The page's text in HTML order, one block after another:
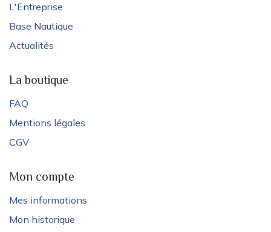
L'Entreprise
Base Nautique
Actualités
La boutique
FAQ
Mentions légales
CGV
Mon compte
Mes informations
Mon historique